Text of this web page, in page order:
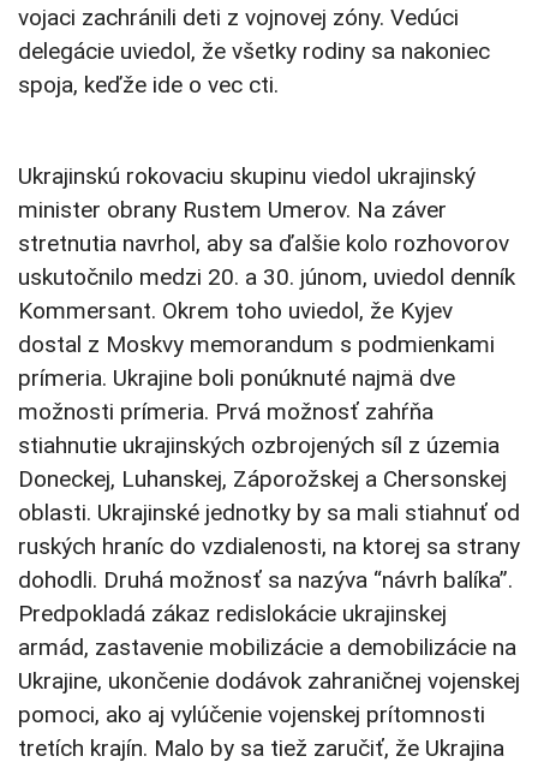
vojaci zachránili deti z vojnovej zóny. Vedúci
delegácie uviedol, že všetky rodiny sa nakoniec
spoja, keďže ide o vec cti.
Ukrajinskú rokovaciu skupinu viedol ukrajinský
minister obrany Rustem Umerov. Na záver
stretnutia navrhol, aby sa ďalšie kolo rozhovorov
uskutočnilo medzi 20. a 30. júnom, uviedol denník
Kommersant. Okrem toho uviedol, že Kyjev
dostal z Moskvy memorandum s podmienkami
prímeria. Ukrajine boli ponúknuté najmä dve
možnosti prímeria. Prvá možnosť zahŕňa
stiahnutie ukrajinských ozbrojených síl z územia
Doneckej, Luhanskej, Záporožskej a Chersonskej
oblasti. Ukrajinské jednotky by sa mali stiahnuť od
ruských hraníc do vzdialenosti, na ktorej sa strany
dohodli. Druhá možnosť sa nazýva “návrh balíka”.
Predpokladá zákaz redislokácie ukrajinskej
armád, zastavenie mobilizácie a demobilizácie na
Ukrajine, ukončenie dodávok zahraničnej vojenskej
pomoci, ako aj vylúčenie vojenskej prítomnosti
tretích krajín. Malo by sa tiež zaručiť, že Ukrajina